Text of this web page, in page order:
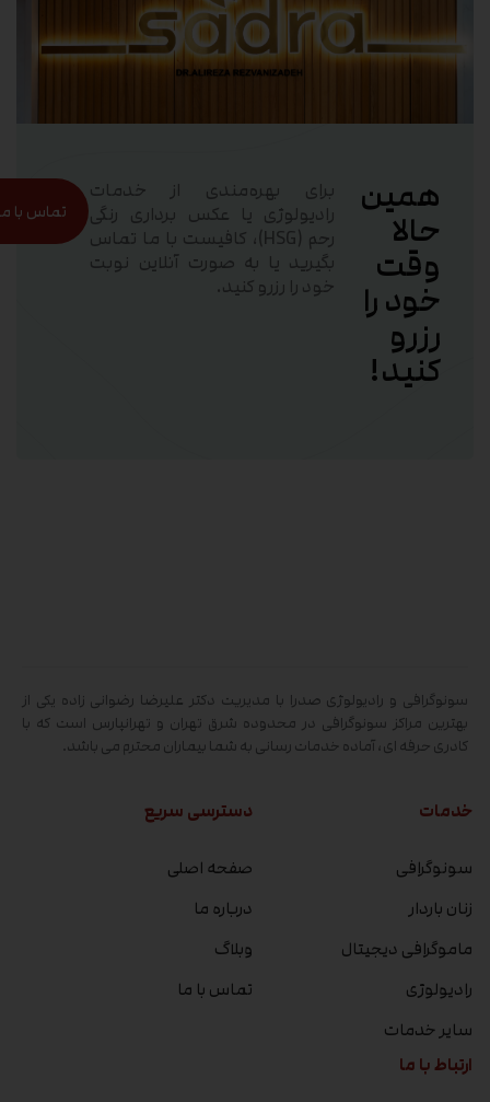
همین
حالا
وقت
خود را
رزرو
کنید!
برای بهره‌مندی از خدمات
رادیولوژی یا عکس برداری رنگی
رحم (HSG)، کافیست با ما تماس
بگیرید یا به صورت آنلاین نوبت
خود را رزرو کنید.
تماس با
سونوگرافی و رادیولوژی صدرا با مدیریت دکتر علیرضا رضوانی زاده یکی از
بهترین مراکز سونوگرافی در محدوده شرق تهران و تهرانپارس است که با
کادری حرفه ای، آماده خدمات رسانی به شما بیماران محترم می باشد.
خدمات
سونوگرافی
زنان باردار
ماموگرافی دیجیتال
رادیولوژی
سایر خدمات
دسترسی سریع
صفحه اصلی
درباره ما
وبلاگ
تماس با ما
ارتباط با ما